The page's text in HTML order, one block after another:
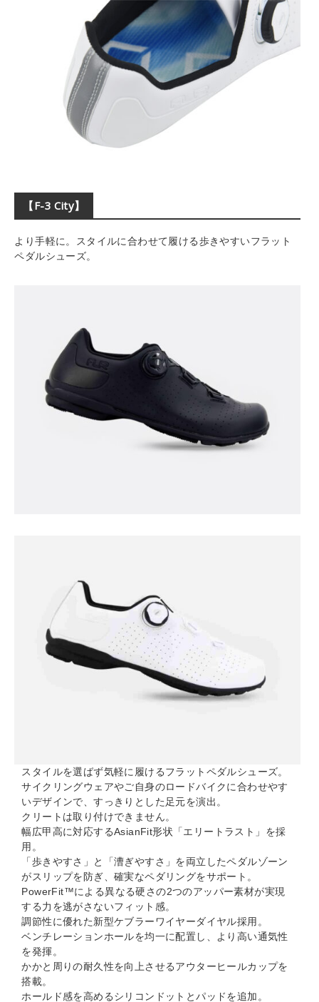
【F-3 City】
より手軽に。スタイルに合わせて履ける歩きやすいフラット
ペダルシューズ。
スタイルを選ばず気軽に履けるフラットペダルシューズ。
サイクリングウェアやご自身のロードバイクに合わせやす
いデザインで、すっきりとした足元を演出。
クリートは取り付けできません。
幅広甲高に対応するAsianFit形状「エリートラスト」を採
用。
「歩きやすさ」と「漕ぎやすさ」を両立したペダルゾーン
がスリップを防ぎ、確実なペダリングをサポート。
PowerFit™による異なる硬さの2つのアッパー素材が実現
する力を逃がさないフィット感。
調節性に優れた新型ケブラーワイヤーダイヤル採用。
ベンチレーションホールを均一に配置し、より高い通気性
を発揮。
かかと周りの耐久性を向上させるアウターヒールカップを
搭載。
ホールド感を高めるシリコンドットとパッドを追加。